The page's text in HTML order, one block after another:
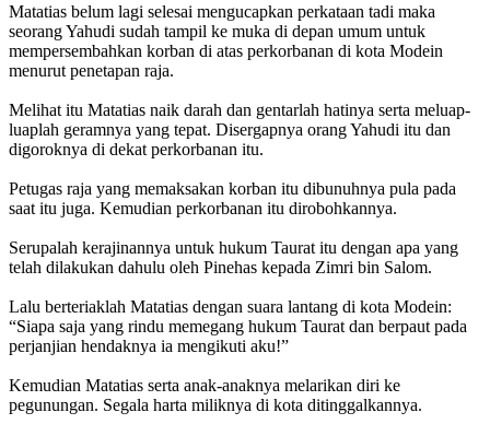
Matatias belum lagi selesai mengucapkan perkataan tadi maka
seorang Yahudi sudah tampil ke muka di depan umum untuk
mempersembahkan korban di atas perkorbanan di kota Modein
menurut penetapan raja.
Melihat itu Matatias naik darah dan gentarlah hatinya serta meluap-
luaplah geramnya yang tepat. Disergapnya orang Yahudi itu dan
digoroknya di dekat perkorbanan itu.
Petugas raja yang memaksakan korban itu dibunuhnya pula pada
saat itu juga. Kemudian perkorbanan itu dirobohkannya.
Serupalah kerajinannya untuk hukum Taurat itu dengan apa yang
telah dilakukan dahulu oleh Pinehas kepada Zimri bin Salom.
Lalu berteriaklah Matatias dengan suara lantang di kota Modein:
“Siapa saja yang rindu memegang hukum Taurat dan berpaut pada
perjanjian hendaknya ia mengikuti aku!”
Kemudian Matatias serta anak-anaknya melarikan diri ke
pegunungan. Segala harta miliknya di kota ditinggalkannya.